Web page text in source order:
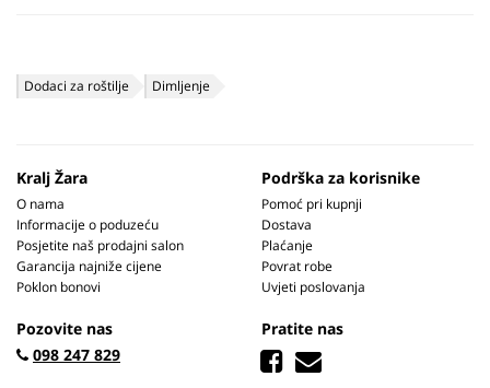
Dodaci za roštilje Dimljenje
Kralj Žara
O nama
Informacije o poduzeću
Posjetite naš prodajni salon
Garancija najniže cijene
Poklon bonovi
Podrška za korisnike
Pomoć pri kupnji
Dostava
Plaćanje
Povrat robe
Uvjeti poslovanja
Pozovite nas
098 247 829
Pratite nas